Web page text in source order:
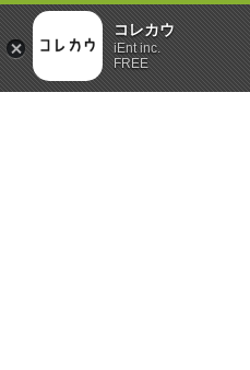
コレカウ
iEnt inc.
FREE